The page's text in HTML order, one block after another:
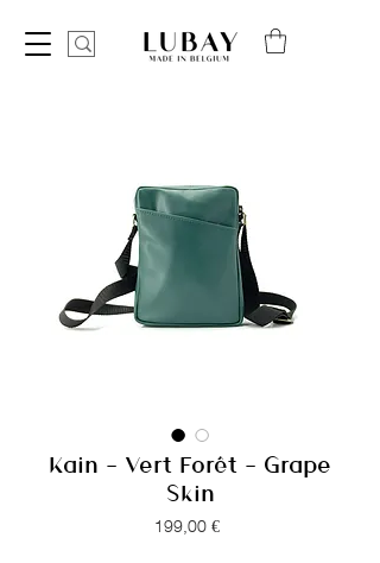
Kain - Vert Forêt - Grape
Skin
199,00 €Prix